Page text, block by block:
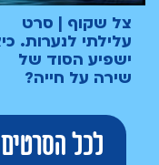
צל שקוף | סרט
עלילתי לנערות.
ישפיע הסוד של
שירה על חייה?
לכל